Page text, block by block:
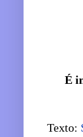
É
Texto: